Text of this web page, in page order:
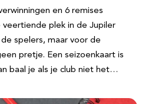
en 6 remises
plek in de Jupiler
spelers, maar voor de
pretje. Een seizoenkaart is
baal je als je club niet het…